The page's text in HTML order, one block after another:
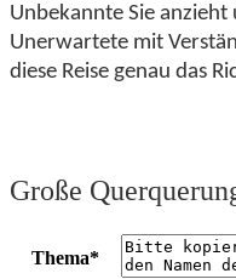
Unbekannte Sie anzieht
Unerwartete mit
diese Reise genau das
Große
Thema*